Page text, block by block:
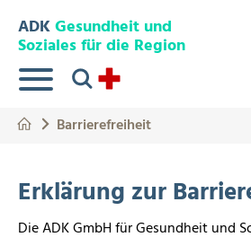
ADKGesundheit und
Soziales für die Region
Suche
Barrierefreiheit
Erklärung zur
Die ADK GmbH für Gesundheit und